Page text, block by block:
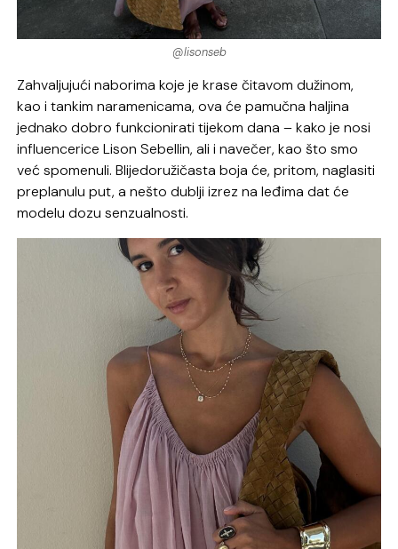
@lisonseb
Zahvaljujući naborima koje je krase čitavom dužinom,
kao i tankim naramenicama, ova će pamučna haljina
jednako dobro funkcionirati tijekom dana – kako je nosi
influencerice Lison Sebellin, ali i navečer, kao što smo
već spomenuli. Blijedoružičasta boja će, pritom, naglasiti
preplanulu put, a nešto dublji izrez na leđima dat će
modelu dozu senzualnosti.